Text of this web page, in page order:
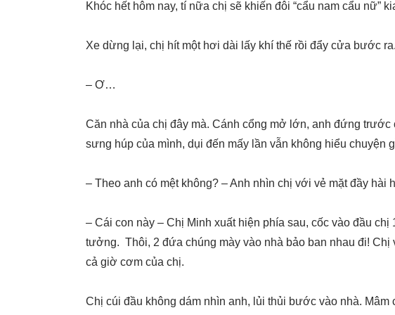
Khóc hết hôm nay, tí nữa chị sẽ khiến đôi “cẩu nam cẩu nữ”
Xe dừng lại, chị hít một hơi dài lấy khí thế rồi đẩy cửa bước ra.
– Ơ…
Căn nhà của chị đây mà. Cánh cổng mở lớn, anh đứng
sưng húp của mình, dụi đến mấy lần vẫn không hiểu chuyện
– Theo anh có mệt không? – Anh nhìn chị với vẻ mặt đầy hài
– Cái con này – Chị Minh xuất hiện phía sau, cốc vào đầu
tưởng. Thôi, 2 đứa chúng mày vào nhà bảo ban nhau đi! Chị
cả giờ cơm của chị.
Chị cúi đầu không dám nhìn anh, lủi thủi bước vào nhà. Mâm